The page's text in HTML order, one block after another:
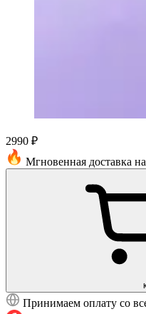
2990 ₽
Мгновенная доставка
Принимаем оплату со